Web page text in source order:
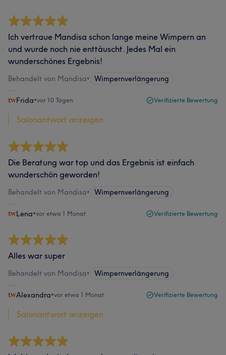
Ich vertraue Mandisa schon lange meine Wimpern an
und wurde noch nie enttäuscht. Jedes Mal ein
wunderschönes Ergebnis!
Behandelt von Mandisa• Wimpernverlängerung
Frida•vor 10 Tagen Verifizierte Bewertung
Salonantwort anzeigen
Die Beratung war top und das Ergebnis ist einfach
wunderschön geworden!
Behandelt von Mandisa• Wimpernverlängerung
Lena•vor etwa 1 Monat Verifizierte Bewertung
Alles war super
Behandelt von Mandisa• Wimpernverlängerung
Alexandra•vor etwa 1 Monat Verifizierte Bewertung
Salonantwort anzeigen